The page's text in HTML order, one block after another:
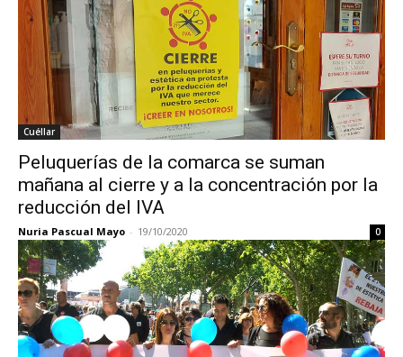
Cuéllar
Peluquerías de la comarca se suman
mañana al cierre y a la concentración por la
reducción del IVA
Nuria Pascual Mayo - 19/10/2020 0